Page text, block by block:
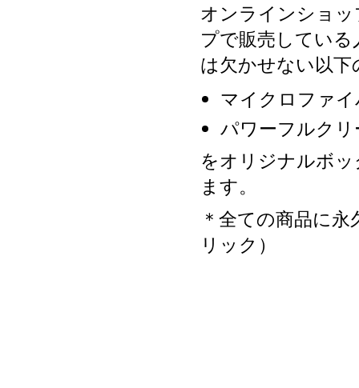
オンラインショ
プで販売してい
は欠かせない以
マイクロファ
パワーフルク
をオリジナルボ
ます。
＊全ての商品に
リック）